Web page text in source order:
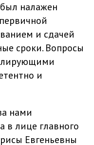
налажен
и сдачей
сроки. Вопросы
и
нами
в лице главного
Евгеньевны